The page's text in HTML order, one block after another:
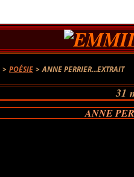
> POÉSIE > ANNE PERRIER...EXTRAIT
31
ANNE